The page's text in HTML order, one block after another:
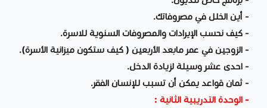
- أين الخلل في مصروفاتك.
- كيف نحسب الإيرادات والمصروفات السنوية للاسرة.
- الزوجين في عمر مابعد الأربعين ( كيف ستكون ميزانية الأسرة).
- احدى عشر وسيلة لزيادة الدخل.
- ثمان قواعد يمكن أن تسبب للإنسان الفقر.
- الوحدة التدريبية الثانية :